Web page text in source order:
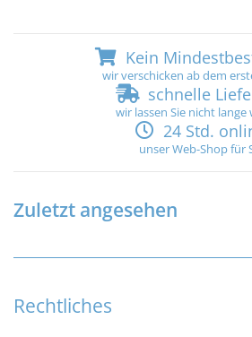
Kein
wir verschicken ab dem
schnelle
wir lassen Sie nicht lange
24 Std.
unser Web-Shop für
Zuletzt angesehen
Rechtliches